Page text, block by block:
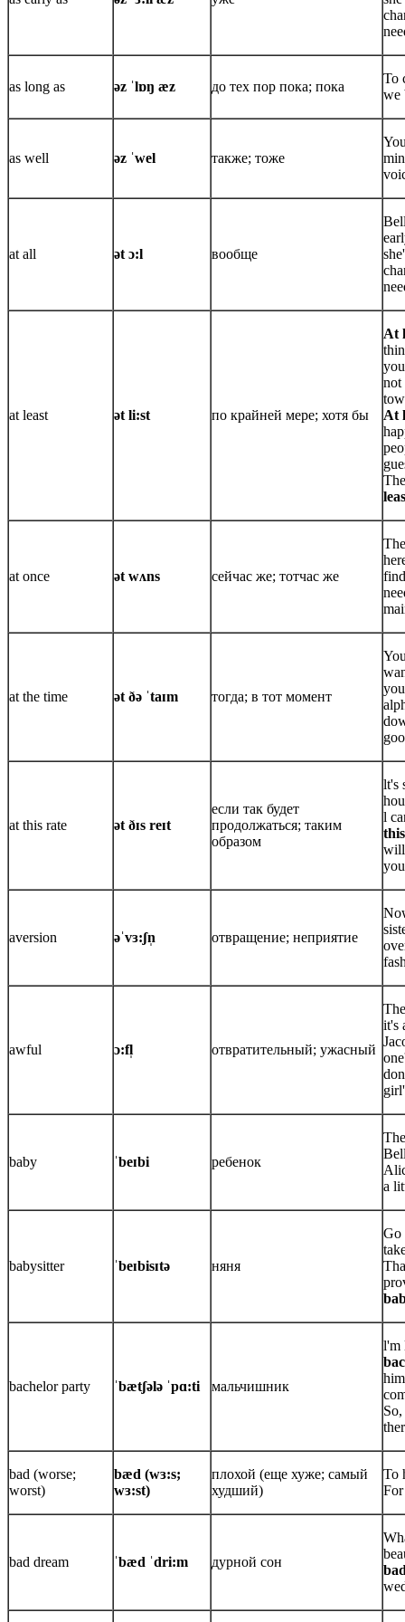
as long as əz ˈlɒŋ æz до тех пор пока; пока
To
we
as well əz ˈwel также; тоже
at all ət ɔ:l вообще
at least ət li:st по крайней мере; хотя бы
At
not
At
at once ət wʌns сейчас же; тотчас же
at the time ət ðə ˈtaɪm тогда; в тот момент
at this rate ət ðɪs reɪt
если так будет
продолжаться; таким
образом
lt's
l
will
aversion əˈvɜ:ʃn̩ отвращение; неприятие
awful ɔ:fl̩ отвратительный; ужасный
it's
baby ˈbeɪbi ребенок
a
babysitter ˈbeɪbisɪtə няня
Go
bachelor party ˈbætʃələ ˈpɑ:ti мальчишник
l'm
bad (worse;
worst)
bæd (wɜ:s;
wɜ:st)
плохой (еще хуже; самый
худший)
To
bad dream ˈbæd ˈdri:m дурной сон